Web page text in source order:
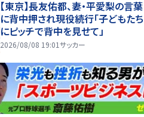
【東京】長友佑都、妻・平愛梨の言葉
に背中押され現役続行「子どもたち
にピッチで背中を見せて」
2026/08/08 19:01サッカー